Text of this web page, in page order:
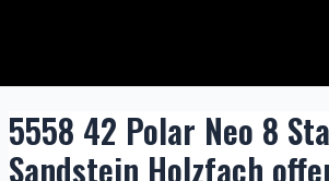
5558 42 Polar Neo 8
Sandstein Holzfach